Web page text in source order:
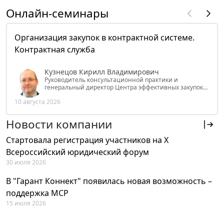
Онлайн-семинары
Организация закупок в контрактной системе.
Контрактная служба
Кузнецов Кирилл Владимирович
Руководитель консультационной практики и
генеральный директор Центра эффективных закупок
РФ
10 августа 2026
Новости компании
Стартовала регистрация участников на X
Всероссийский юридический форум
30 июля 2026
В "Гарант Коннект" появилась новая возможность –
поддержка MCP
15 июля 2026